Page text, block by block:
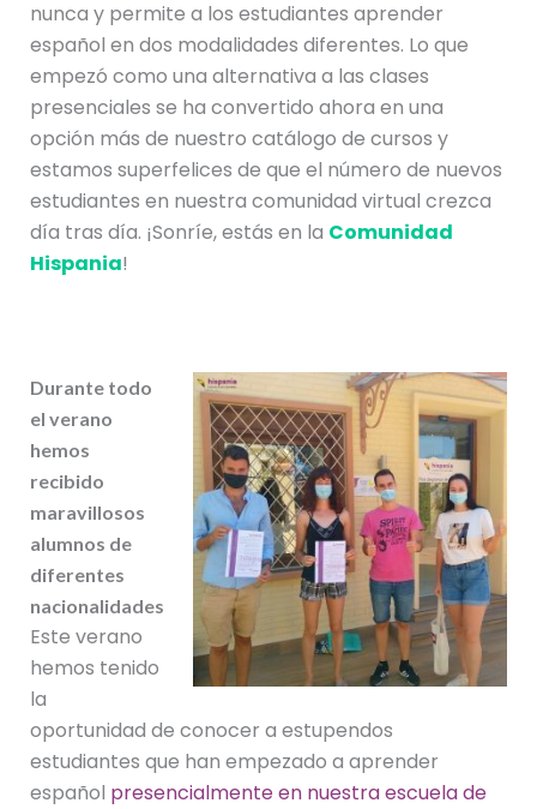
nunca y permite a los estudiantes aprender
español en dos modalidades diferentes. Lo que
empezó como una alternativa a las clases
presenciales se ha convertido ahora en una
opción más de nuestro catálogo de cursos y
estamos superfelices de que el número de nuevos
estudiantes en nuestra comunidad virtual crezca
día tras día. ¡Sonríe, estás en la Comunidad
Hispania!
Durante todo
el verano
hemos
recibido
maravillosos
alumnos de
diferentes
nacionalidades
Este verano
hemos tenido
la
oportunidad de conocer a estupendos
estudiantes que han empezado a aprender
español presencialmente en nuestra escuela de